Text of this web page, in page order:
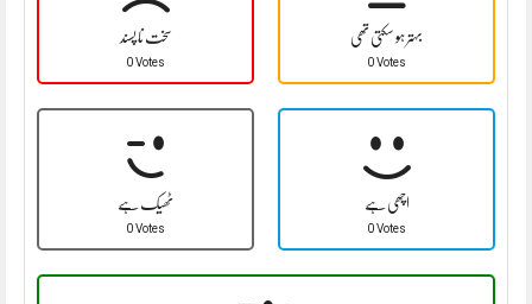
سخت نا پسند
0 Votes
بہتر ہو سکتی تھی
0 Votes
ٹھیک ہے
0 Votes
اچھی ہے
0 Votes